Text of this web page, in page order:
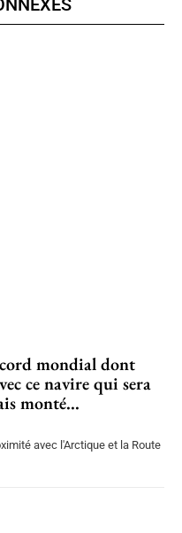
mondial dont
ce navire qui sera
monté...
avec l'Arctique et la Route